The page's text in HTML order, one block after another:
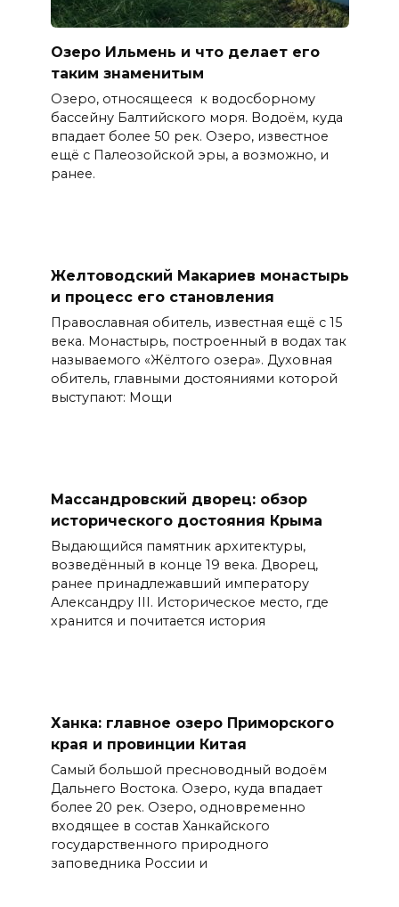
Озеро Ильмень и что делает его
таким знаменитым
Озеро, относящееся к водосборному
бассейну Балтийского моря. Водоём, куда
впадает более 50 рек. Озеро, известное
ещё с Палеозойской эры, а возможно, и
ранее.
Желтоводский Макариев монастырь
и процесс его становления
Православная обитель, известная ещё с 15
века. Монастырь, построенный в водах так
называемого «Жёлтого озера». Духовная
обитель, главными достояниями которой
выступают: Мощи
Массандровский дворец: обзор
исторического достояния Крыма
Выдающийся памятник архитектуры,
возведённый в конце 19 века. Дворец,
ранее принадлежавший императору
Александру III. Историческое место, где
хранится и почитается история
Ханка: главное озеро Приморского
края и провинции Китая
Самый большой пресноводный водоём
Дальнего Востока. Озеро, куда впадает
более 20 рек. Озеро, одновременно
входящее в состав Ханкайского
государственного природного
заповедника России и